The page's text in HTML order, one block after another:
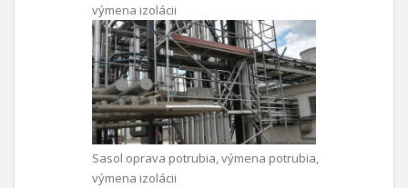
výmena izolácii
Sasol oprava potrubia, výmena potrubia,
výmena izolácii